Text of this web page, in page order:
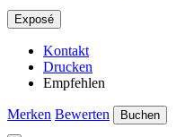
Exposé
Kontakt
Drucken
Empfehlen
Merken Bewerten Buchen